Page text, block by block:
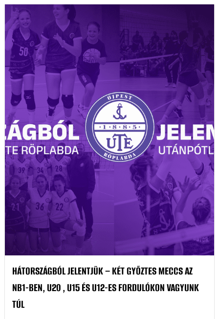
HÁTORSZÁGBÓL JELENTJÜK – KÉT GYŐZTES MECCS AZ
NB1-BEN, U20 , U15 ÉS U12-ES FORDULÓKON VAGYUNK
TÚL